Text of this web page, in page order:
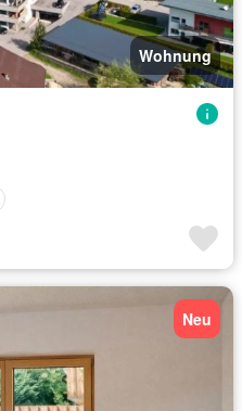
Wohnung
Neu